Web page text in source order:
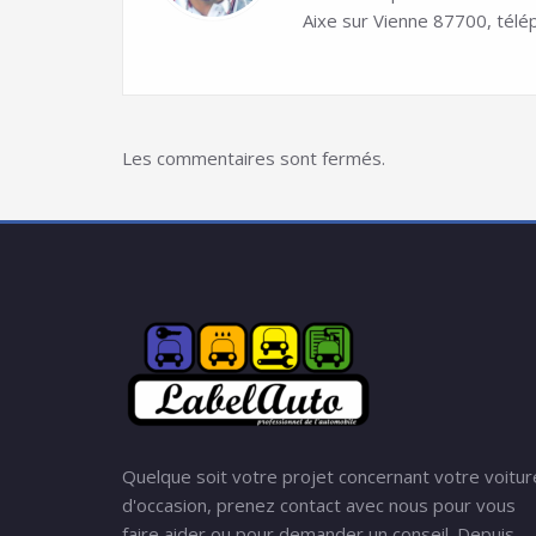
Aixe sur Vienne 87700,
Les commentaires sont fermés.
Quelque soit votre projet concernant votre
d'occasion, prenez contact avec nous pour vous